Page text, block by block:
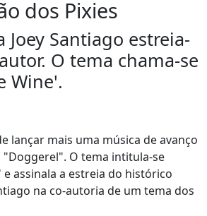
dos Pixies
Santiago estreia-
O tema chama-se
Wine'.
lançar mais uma música de avanço
O tema intitula-se
assinala a estreia do histórico
na co-autoria de um tema dos